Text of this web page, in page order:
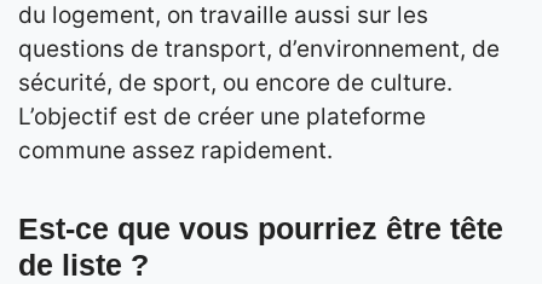
du logement, on travaille aussi sur les
questions de transport, d’environnement, de
sécurité, de sport, ou encore de culture.
L’objectif est de créer une plateforme
commune assez rapidement.
Est-ce que vous pourriez être tête
de liste ?